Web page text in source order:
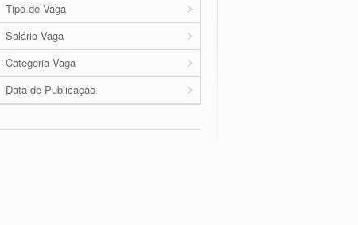
Tipo de Vaga
Salário Vaga
Categoria Vaga
Data de Publicação